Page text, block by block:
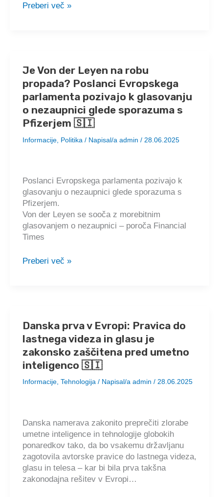
Bill
sodiščem
zaradi
poškodb,
povezanih
s
cepivom
proti
ga
tožniki
obtožujejo
zavajanja
in
genocida
Preberi več »
Je Von der Leyen na robu
propada? Poslanci Evropskega
parlamenta pozivajo k glasovanju
o nezaupnici glede sporazuma s
Pfizerjem 🇸🇮
Informacije, Politika / Napisal/a admin / 28.06.2025
Poslanci Evropskega parlamenta pozivajo k
glasovanju o nezaupnici glede sporazuma s
Pfizerjem.
Von der Leyen se sooča z morebitnim
glasovanjem o nezaupnici – poroča Financial
Times
Je
propada?
Poslanci
Evropskega
parlamenta
pozivajo
k
nezaupnici
sporazuma
s
Pfizerjem
🇸🇮
Preberi več »
Danska prva v Evropi: Pravica do
lastnega videza in glasu je
zakonsko zaščitena pred umetno
inteligenco 🇸🇮
Informacije, Tehnologija/ Napisal/a admin / 28.06.2025
Danska namerava zakonito preprečiti zlorabe
umetne inteligence in tehnologije globokih
ponaredkov tako, da bo vsakemu državljanu
zagotovila avtorske pravice do lastnega videza,
glasu in telesa – kar bi bila prva takšna
zakonodajna rešitev v Evropi…